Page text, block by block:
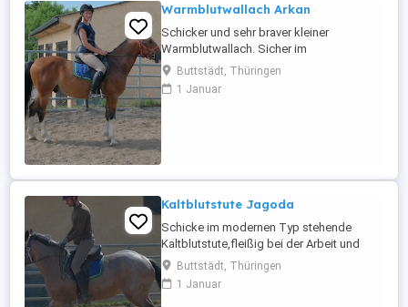
Warmblutwallach Arkan
Schicker und sehr braver kleiner
Warmblutwallach. Sicher im
Straßenverkehr, Gelände und sehr
leichtrittig. Arkan ist auch einspännig
gefahren. Optimales Hobbypferd und
Buttstädt, Thüringen
1 Januar
Kaltblutstute Jagoda
Schicke im modernen Typ stehende
Kaltblutstute,fleißig bei der Arbeit und
leichtrittig. Jagoda ist sehr gut in allen
Gangarten auf dem Platz und in der Halle
geritten. Weiterhin ist sie problemlos allein
Buttstädt, Thüringen
1 Januar